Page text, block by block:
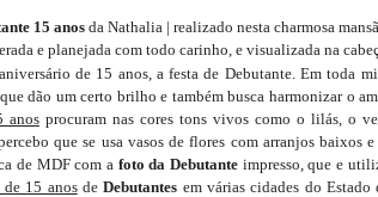
15 anos da Nathalia | realizado nesta charmosa
e planejada com todo carinho, e visualizada na
de 15 anos, a festa de Debutante. Em toda
dão um certo brilho e também busca harmonizar o
anosprocuram nas cores tons vivos como o lilás, o
que se usa vasos de flores com arranjos baixos
de MDF com a foto da Debutanteimpresso, que e
de 15 anosdeDebutantes em várias cidades do